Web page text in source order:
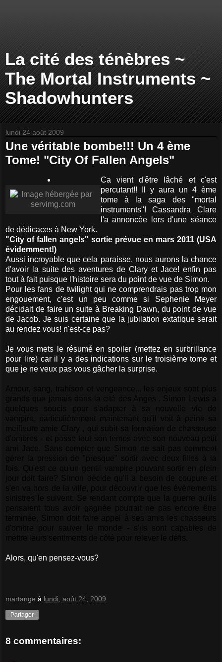
La cité des ténèbres ~
The Mortal Instruments ~
Shadowhunters
lundi 24 août 2009
Une véritable bombe!!! Un 4 ème
Tome! "City Of Fallen Angels"
Ca vient d'être lâché et c'est
percutant!! Il y aura un 4 ème
tome à la saga des "mortal
instruments"! Cassandra Clare
l'a annoncée lors d'une séance
de dédicaces à New York.
"City of fallen angels" sortie prévue en mars 2011 (USA
évidemment!)
Aussi incroyable que cela paraisse, nous aurons la chance
d'avoir la suite des aventures de Clary et Jace! enfin pas
tout à fait puisque l'histoire sera du point de vue de Simon.
Pour les fans de twilight qui ne comprendrais pas trop mon
engouement, c'est un peu comme si Sephenie Meyer
décidait de faire un suite à Breaking Dawn, du point de vue
de Jacob. Je suis certaine que la jubilation extatique serait
au rendez vous! n'est-ce pas?
Je vous mets le résumé en spoiler (mettez en surbrillance
pour lire) car il y a des indications sur le troisième tome et
que je ne veux pas vous gâcher la surprise.
Alors, qu'en pensez-vous?
martange à lundi, août 24, 2009
Partager
8 commentaires: